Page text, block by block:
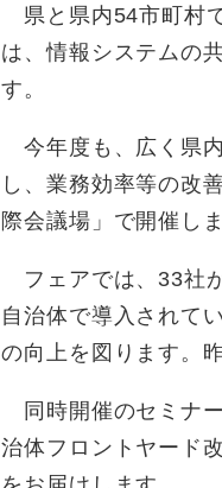
県と県内54市町村
は、情報システムの
す。
今年度も、広く県
し、業務効率等の改
際会議場」で開催しま
フェアでは、33社
自治体で導入されて
の向上を図ります。
同時開催のセミナ
治体フロントヤード